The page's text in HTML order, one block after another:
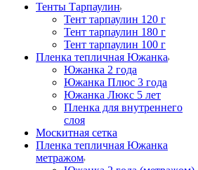
Тенты Тарпаулин
Тент тарпаулин 120 г
Тент тарпаулин 180 г
Тент тарпаулин 100 г
Пленка тепличная Южанка
Южанка 2 года
Южанка Плюс 3 года
Южанка Люкс 5 лет
Пленка для внутреннего
слоя
Москитная сетка
Пленка тепличная Южанка
метражом